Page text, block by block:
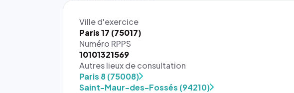
Ville d'exercice
Paris 17 (75017)
Numéro RPPS
10101321569
Autres lieux de consultation
Paris 8 (75008)
Saint-Maur-des-Fossés (94210)